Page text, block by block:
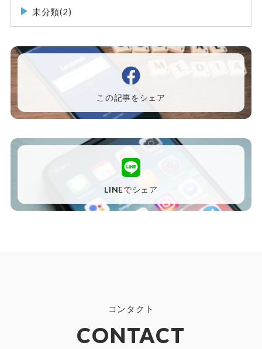
未分類(2)
この記事をシェア
LINEでシェア
コンタクト
CONTACT